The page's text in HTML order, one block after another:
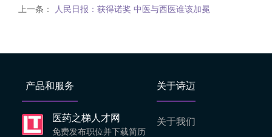
上一条：
人民日报：获得诺奖 中医与西医谁该加冕
产品和服务
医药之梯人才网
免费发布职位并下载简历
关于诗迈
关于我们